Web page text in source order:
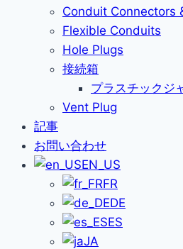
Conduit Connectors
Flexible Conduits
Hole Plugs
接続箱
プラスチックジ
Vent Plug
記事
お問い合わせ
EN_US
FR
DE
ES
JA